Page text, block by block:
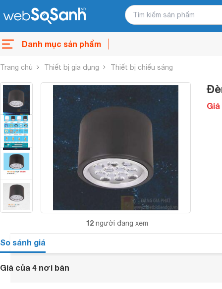
Danh mục sản phẩm
Trang chủ Thiết bị gia dụng Thiết bị chiếu sáng
12 người đang xem
So sánh giá
Giá của 4 nơi bán